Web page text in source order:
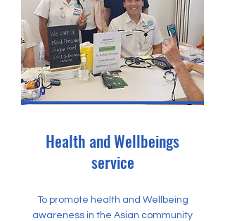
Health and Wellbeings
service
To promote health and Wellbeing
awareness in the Asian community